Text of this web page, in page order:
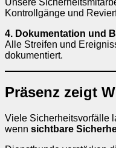
Unsere
Kontrollgänge und
4. Dokumentation und
Alle Streifen und
dokumentiert.
Präsenz zeigt
Viele Sicherheitsvorfälle
wenn sichtbare